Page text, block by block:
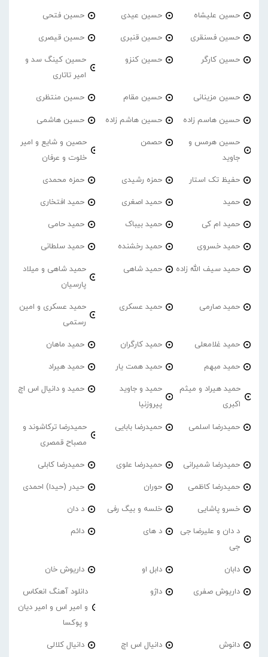
حسین علیشاه حسین عیدی حسین فتحی
حسین فسنقری حسین قنبری حسین قیصری
حسین کارگر حسین کنزو
حسین کینگ سد و
امیر تاتاری
حسین مزینانی حسین مقام حسین منتظری
حسین هاسم زاده حسین هاشم زاده حسین هاشمی
حسین هرمس و
جاوید
حصمن
حصین و شایع و امیر
خلوت و عرفان
حفیظ تک استار حمزه رشیدی حمزه محمدی
حمید حمید اصغری حمید افتخاری
حمید ام کی حمید بیباک حمید حامی
حمید خسروی حمید رخشنده حمید سلطانی
حمید سیف الله زاده حمید شاهی
حمید شاهی و میلاد
پارسیان
حمید صارمی حمید عسکری
حمید عسکری و امین
رستمی
حمید غلامعلی حمید کارگران حمید ماهان
حمید مبهم حمید همت یار حمید هیراد
حمید هیراد و میثم
اکبری
حمید و جاوید
پیروزنیا
حمید و دانیال اس اچ
حمیدرضا اسلمی حمیدرضا بابایی
حمیدرضا ترکاشوند و
مصباح قمصری
حمیدرضا شمیرانی حمیدرضا علوی حمیدرضا کابلی
حمیدرضا کاظمی حوران حیدر (حیدا) احمدی
خسرو پاشایی خلسه و بیگ رفی د دان
د دان و علیرضا جی
جی
د های دائم
دابان دابل او داریوش خان
داریوش صفری داژو
دانلود آهنگ انعکاس
و امیر اس و امیر دیان
و پوکسا
دانوش دانیال اس اچ دانیال کلالی